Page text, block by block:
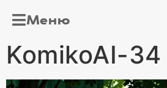
Меню
KomikoAI-34